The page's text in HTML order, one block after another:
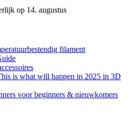
op 14. augustus
filament
is what will happen in 2025 in 3D
voor beginners & nieuwkomers